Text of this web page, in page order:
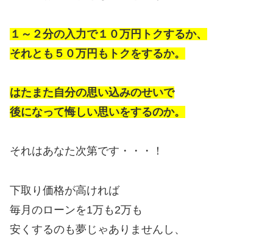
１～２分の入力で１０万円トクするか、
それとも５０万円もトクをするか。
はたまた自分の思い込みのせいで
後になって悔しい思いをするのか。
それはあなた次第です・・・！
下取り価格が高ければ
毎月のローンを1万も2万も
安くするのも夢じゃありませんし、